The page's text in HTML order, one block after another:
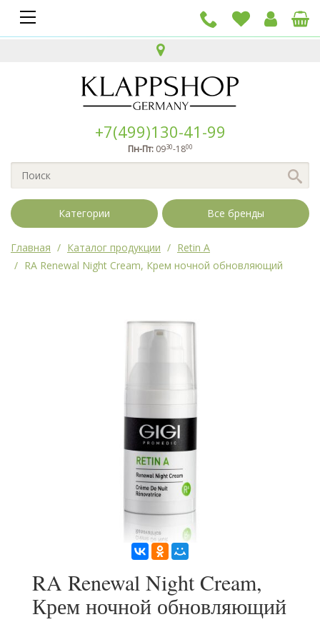
+7(499)130-41-99
Пн-Пт:0930-1800
Категории Все бренды
Главная Каталог продукции
Retin A
RA Renewal Night Cream, Крем ночной обновляющий
RA Renewal Night Cream,
Крем ночной обновляющий